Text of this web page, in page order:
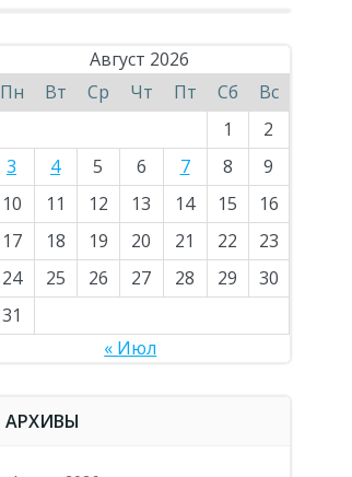
Август 2026
Пн
Вт Ср Чт Пт Сб
Вс
1
2
3
4 5 6 7 8
9
10
11 12 13 14 15
16
17
18 19 20 21 22
23
24
25 26 27 28 29
30
31
« Июл
АРХИВЫ